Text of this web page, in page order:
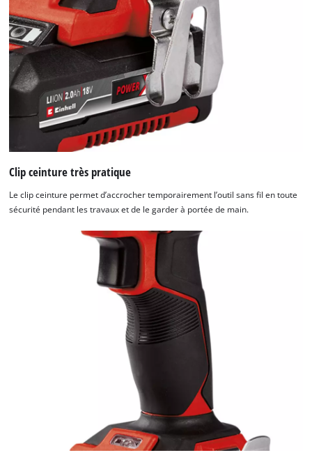
Clip ceinture très pratique
Le clip ceinture permet d’accrocher temporairement l’outil sans fil en toute
sécurité pendant les travaux et de le garder à portée de main.